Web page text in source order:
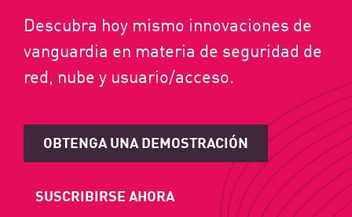
Descubra hoy mismo innovaciones de
vanguardia en materia de seguridad de
red, nube y usuario/acceso.
OBTENGA UNA DEMOSTRACIÓN
SUSCRIBIRSE AHORA